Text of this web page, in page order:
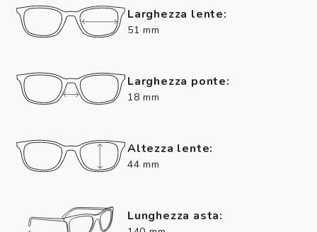
Larghezza lente:
51 mm
Larghezza ponte:
18 mm
Altezza lente:
44 mm
Lunghezza asta: